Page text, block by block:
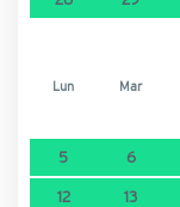
Lun Mar
5 6
12 13